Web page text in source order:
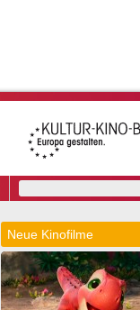
Neue Kinofilme